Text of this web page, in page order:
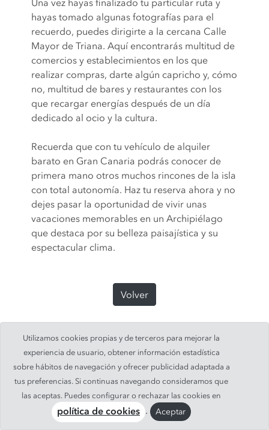
Una vez hayas finalizado tu particular ruta y
hayas tomado algunas fotografías para el
recuerdo, puedes dirigirte a la cercana Calle
Mayor de Triana. Aquí encontrarás multitud de
comercios y establecimientos en los que
realizar compras, darte algún capricho y, cómo
no, multitud de bares y restaurantes con los
que recargar energías después de un día
dedicado al ocio y la cultura.
Recuerda que con tu vehículo de alquiler
barato en Gran Canaria podrás conocer de
primera mano otros muchos rincones de la isla
con total autonomía. Haz tu reserva ahora y no
dejes pasar la oportunidad de vivir unas
vacaciones memorables en un Archipiélago
que destaca por su belleza paisajística y su
espectacular clima.
Volver
PaylessCar, S.A.
. Todos los derechos
reservados.Aviso legal|Condiciones|Info Cookies
928 514 459/928 820 774
Utilizamos cookies propias y de terceros para mejorar la
experiencia de usuario, obtener información estadística
sobre hábitos de navegación y ofrecer publicidad adaptada a
tus preferencias. Si continuas navegando consideramos que
las aceptas. Puedes configurar o rechazar las cookies en
política de cookies . Aceptar